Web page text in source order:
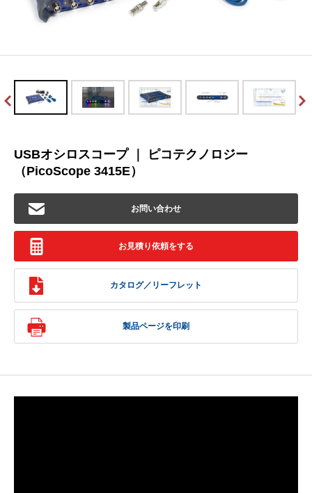
USBオシロスコープ ｜ ピコテクノロジー
（PicoScope 3415E）
お問い合わせ
お見積り依頼をする
カタログ／リーフレット
製品ページを印刷